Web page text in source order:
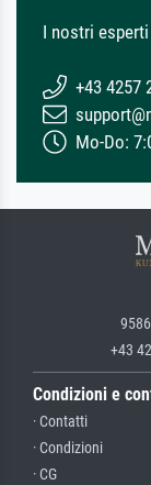
I nostri
+43 4257
Mo-Do:
+43
Condizioni e
· Contatti
· Condizioni
· CG